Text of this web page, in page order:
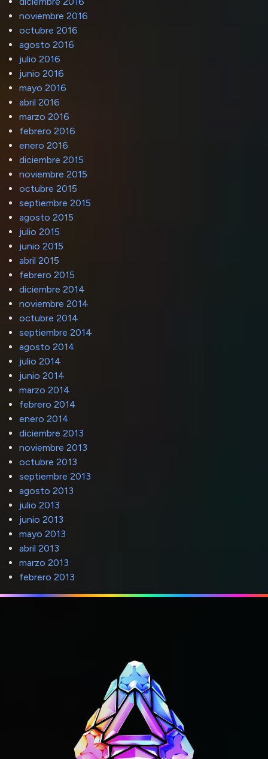
noviembre 2016
octubre 2016
agosto 2016
julio 2016
junio 2016
mayo 2016
abril 2016
marzo 2016
febrero 2016
enero 2016
diciembre 2015
noviembre 2015
octubre 2015
septiembre 2015
agosto 2015
julio 2015
junio 2015
abril 2015
febrero 2015
diciembre 2014
noviembre 2014
octubre 2014
septiembre 2014
agosto 2014
julio 2014
junio 2014
marzo 2014
febrero 2014
enero 2014
diciembre 2013
noviembre 2013
octubre 2013
septiembre 2013
agosto 2013
julio 2013
junio 2013
mayo 2013
abril 2013
marzo 2013
febrero 2013